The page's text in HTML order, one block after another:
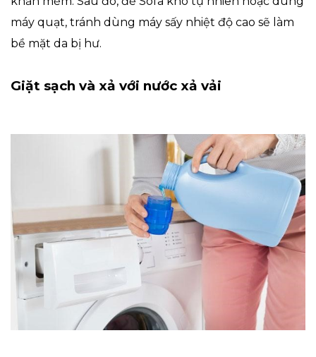
máy quạt, tránh dùng máy sấy nhiệt độ cao sẽ làm
bề mặt da bị hư.
Giặt sạch và xả với nước xả vải